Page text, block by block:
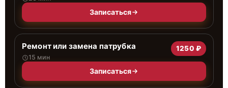
Записаться
Ремонт или замена патрубка
15 мин
1250 ₽
Записаться